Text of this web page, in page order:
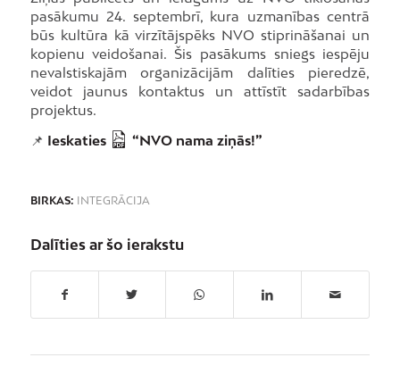
pasākumu 24. septembrī, kura uzmanības centrā
būs kultūra kā virzītājspēks NVO stiprināšanai un
kopienu veidošanai. Šis pasākums sniegs iespēju
nevalstiskajām organizācijām dalīties pieredzē,
veidot jaunus kontaktus un attīstīt sadarbības
projektus.
📌 Ieskaties “NVO nama ziņās!”
BIRKAS: INTEGRĀCIJA
Dalīties ar šo ierakstu